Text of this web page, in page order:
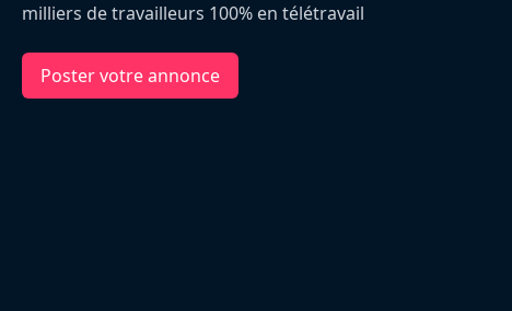
milliers de travailleurs 100% en télétravail
Poster votre annonce